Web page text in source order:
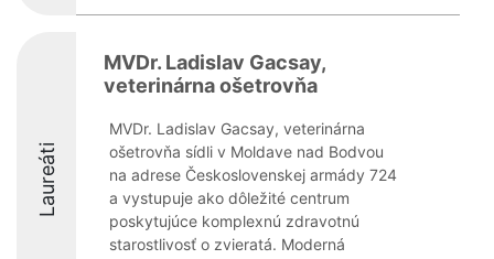
Laureáti
MVDr. Ladislav Gacsay,
veterinárna ošetrovňa
MVDr. Ladislav Gacsay, veterinárna
ošetrovňa sídli v Moldave nad Bodvou
na adrese Československej armády 724
a vystupuje ako dôležité centrum
poskytujúce komplexnú zdravotnú
starostlivosť o zvieratá. Moderná